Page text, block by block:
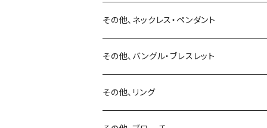
リング
15号以上
ピアス
イヤリング
リング
バングル・ブレスレット
ブローチ
ピアス
イヤリング
その他、ネックレス・ペンダント
その他、バングル・ブレスレット
その他、リング